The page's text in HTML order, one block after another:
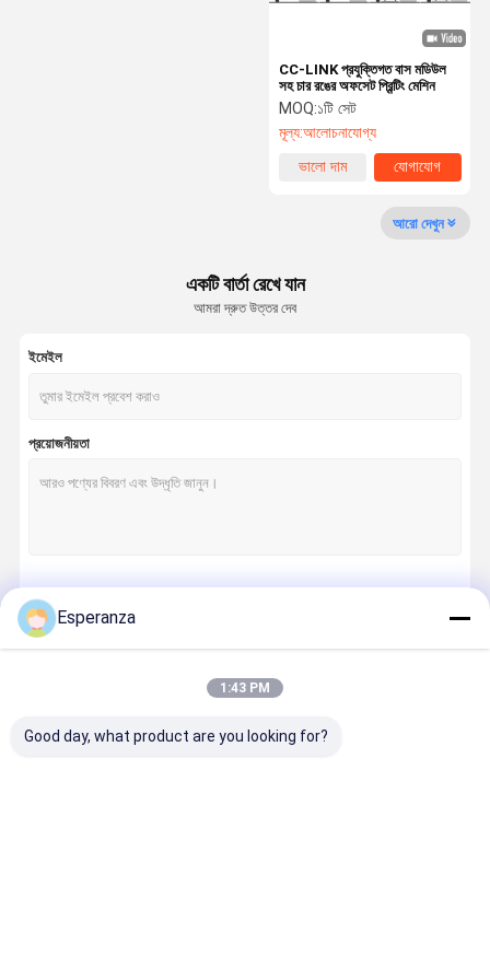
CC-LINK প্রযুক্তিগত বাস মডিউল
সহ চার রঙের অফসেট প্রিন্টিং মেশিন
MOQ:১টি সেট
মূল্য:আলোচনাযোগ্য
ভালো দাম
যোগাযোগ
আরো দেখুন
একটি বার্তা রেখে যান
আমরা দ্রুত উত্তর দেব
ইমেইল
প্রয়োজনীয়তা
Esperanza
1:43 PM
Good day, what product are you looking for?